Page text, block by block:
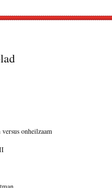
onheilzaam